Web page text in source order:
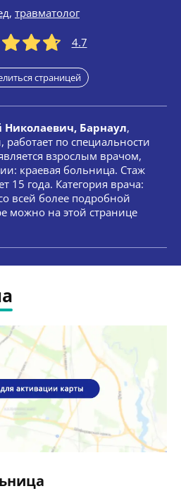
, травматолог
4.7
страницей
Барнаул,
работает по специальности
взрослым врачом,
краевая больница. Стаж
15 года. Категория врача:
всей более подробной
можно на этой странице